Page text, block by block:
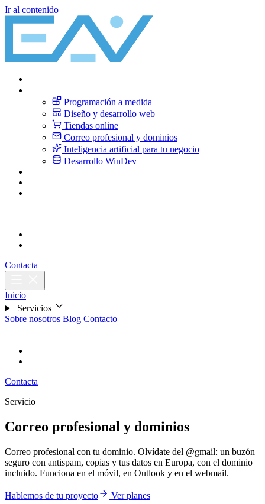
Ir al contenido
Programación a medida
Diseño y desarrollo web
Tiendas online
Correo profesional y dominios
Inteligencia artificial para tu negocio
Desarrollo WinDev
Contacta
Inicio
Servicios
Sobre nosotros Blog Contacto
Contacta
Servicio
Correo profesional y dominios
Correo profesional con tu dominio. Olvídate del @gmail: un buzón
seguro con antispam, copias y tus datos en Europa, con el dominio
incluido. Funciona en el móvil, en Outlook y en el webmail.
Hablemos de tu proyecto Ver planes